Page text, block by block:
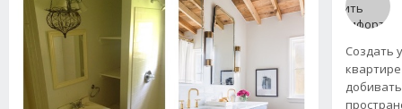
Создать
квартире